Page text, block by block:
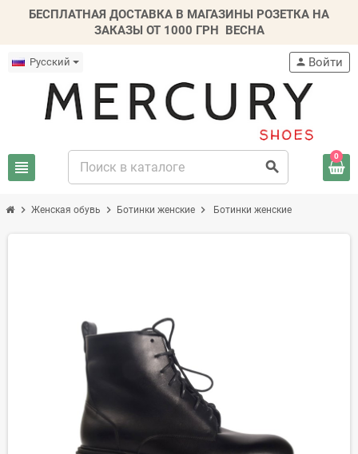
БЕСПЛАТНАЯ ДОСТАВКА В МАГАЗИНЫ РОЗЕТКА НА
ЗАКАЗЫ ОТ 1000 ГРН ВЕСНА
Русский
view_headline search
person Войти
0
chevron_right Женская обувь chevron_right Ботинки женские chevron_right Ботинки женские